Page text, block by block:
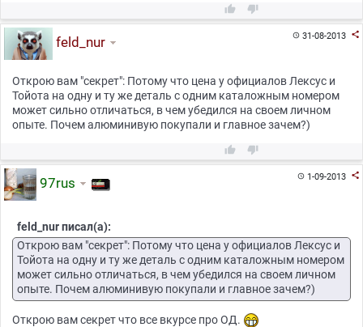
 
31-08-2013 
feld_nur
Открою вам "секрет": Потому что цена у официалов Лексус и
Тойота на одну и ту же деталь с одним каталожным номером
может сильно отличаться, в чем убедился на своем личном
опыте. Почем алюминивую покупали и главное зачем?)
 
1-09-2013 
97rus
feld_nur писал(а):
Открою вам "секрет": Потому что цена у официалов Лексус и
Тойота на одну и ту же деталь с одним каталожным номером
может сильно отличаться, в чем убедился на своем личном
опыте. Почем алюминивую покупали и главное зачем?)
Открою вам секрет что все вкурсе про ОД.